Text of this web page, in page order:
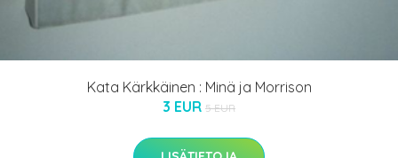
Kata Kärkkäinen : Minä ja Morrison
3 EUR 5 EUR